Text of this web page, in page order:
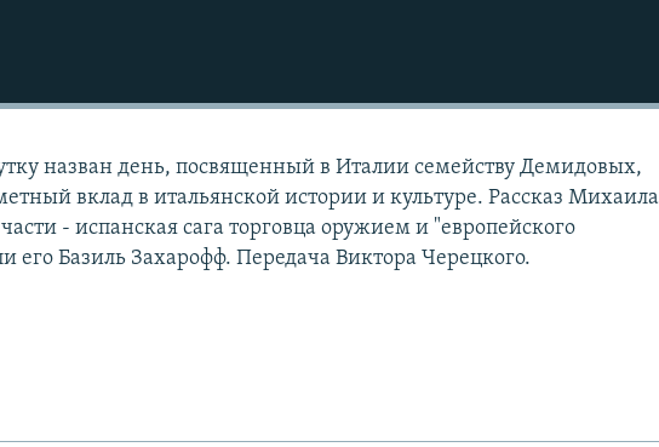
назван день, посвященный в Италии семейству Демидовых,
вклад в итальянской истории и культуре. Рассказ Михаила
- испанская сага торговца оружием и "европейского
его Базиль Захарофф. Передача Виктора Черецкого.